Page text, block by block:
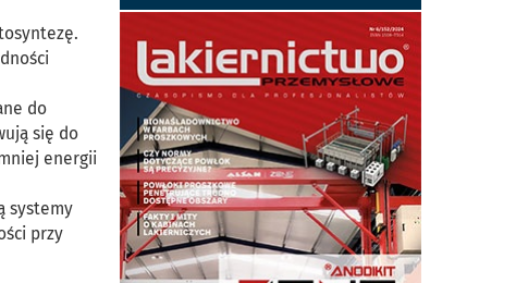
do
się do
energii
systemy
przy